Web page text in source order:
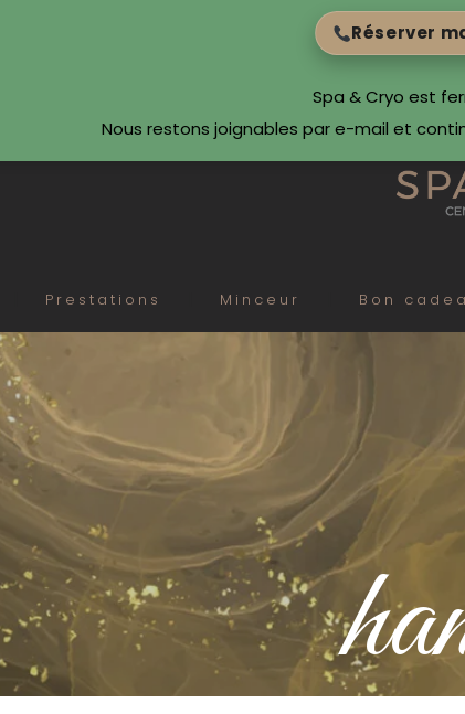
Réserver
Prestations Minceur Bon
Spa & Cryo est
Nous restons joignables par e-mail et